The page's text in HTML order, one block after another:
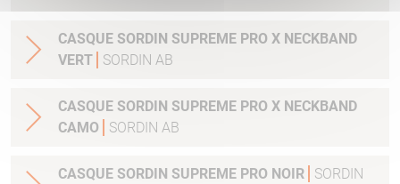
CASQUE SORDIN SUPREME PRO X NECKBAND
VERT
SORDIN AB
CASQUE SORDIN SUPREME PRO X NECKBAND
CAMO
SORDIN AB
CASQUE SORDIN SUPREME PRO NOIR
SORDIN